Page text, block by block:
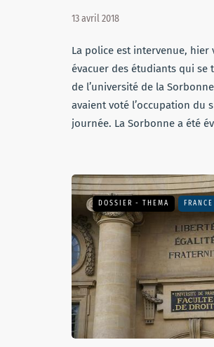
13 avril 2018
La police est intervenue, hier
évacuer des étudiants qui se
de l’université de la
avaient voté l’occupation du
journée. La Sorbonne a été
DOSSIER - THEMA FRANCE